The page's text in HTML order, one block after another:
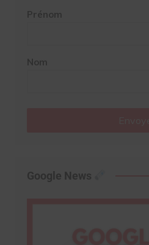
Prénom
Nom
Google News